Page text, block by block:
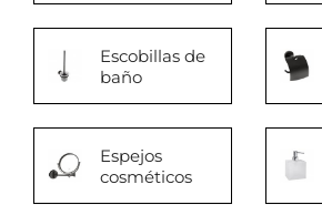
Escobillas de
baño
Espejos
cosméticos